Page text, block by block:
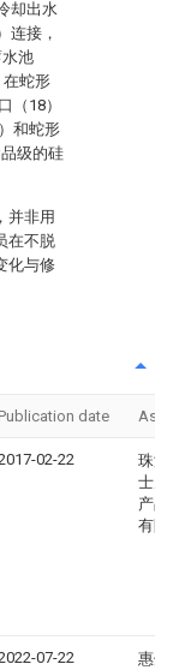
却出水
连接，
池
在蛇形
（18）
和蛇形
级的硅
并非用
在不脱
化与修
Publication date
02-22
珠海
士茂
产品
有限
07-22
惠州